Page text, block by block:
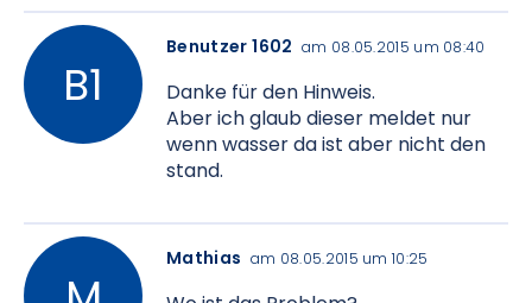
Benutzer 1602 am 08.05.2015 um 08:40
Danke für den Hinweis.
Aber ich glaub dieser meldet nur
wenn wasser da ist aber nicht den
stand.
Mathias am 08.05.2015 um 10:25